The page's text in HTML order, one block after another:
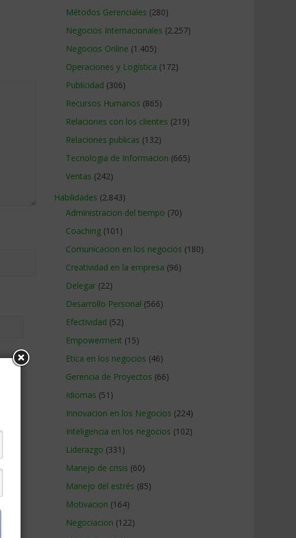
Métodos Gerenciales (280)
Negocios Internacionales (2.257)
Negocios Online (1.405)
Operaciones y Logística (172)
Publicidad (306)
Recursos Humanos (865)
Relaciones con los clientes (219)
Relaciones publicas (132)
Tecnologia de Informacion (665)
Ventas (242)
Habilidades (2.843)
Administracion del tiempo (70)
Coaching (101)
Comunicacion en los negocios (180)
Creatividad en la empresa (96)
Delegar (22)
Desarrollo Personal (566)
Efectividad (52)
Empowerment (15)
Etica en los negocios (46)
Gerencia de Proyectos (66)
Idiomas (51)
Innovacion en los Negocios (224)
Inteligencia en los negocios (102)
Liderazgo (331)
Manejo de crisis (60)
Manejo del estrés (85)
Motivacion (164)
Negociacion (122)